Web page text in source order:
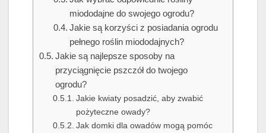
miododajne do swojego ogrodu?
Jakie są korzyści z posiadania ogrodu
pełnego roślin miododajnych?
Jakie są najlepsze sposoby na
przyciągnięcie pszczół do twojego
ogrodu?
Jakie kwiaty posadzić, aby zwabić
pożyteczne owady?
Jak domki dla owadów mogą pomóc